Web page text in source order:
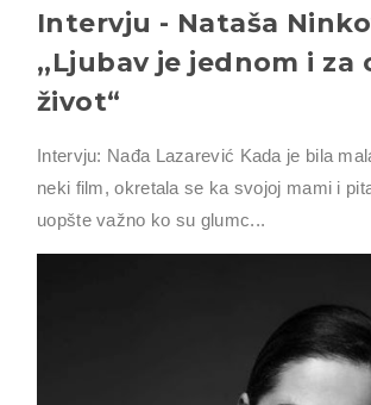
Intervju - Nataša
,,Ljubav je jednom i za
život“
Intervju: Nađa Lazarević Kada je bila
neki film, okretala se ka svojoj mami i
uopšte važno ko su glumc...